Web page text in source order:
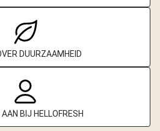
DUURZAAMHEID
BIJ HELLOFRESH